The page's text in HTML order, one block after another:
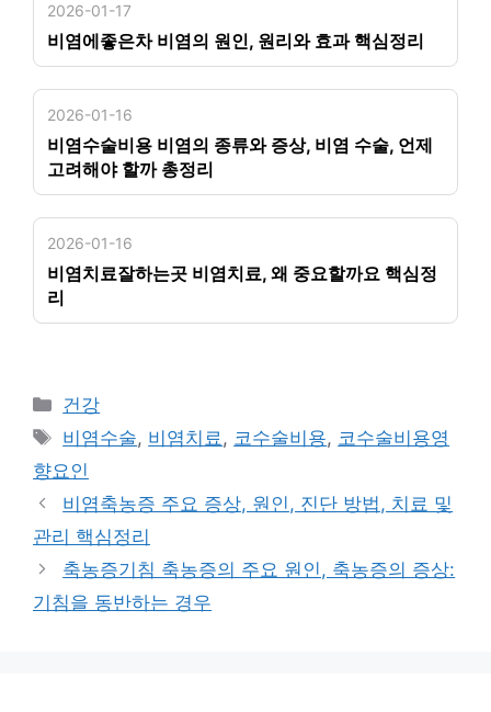
2026-01-17
비염에좋은차 비염의 원인, 원리와 효과 핵심정리
2026-01-16
비염수술비용 비염의 종류와 증상, 비염 수술, 언제
고려해야 할까 총정리
2026-01-16
비염치료잘하는곳 비염치료, 왜 중요할까요 핵심정
리
카
테
리
건강
태
그
비염수술, 비염치료, 코수술비용, 코수술비용영
향요인
비염축농증 주요 증상, 원인, 진단 방법, 치료 및
관리 핵심정리
축농증기침 축농증의 주요 원인, 축농증의 증상:
기침을 동반하는 경우